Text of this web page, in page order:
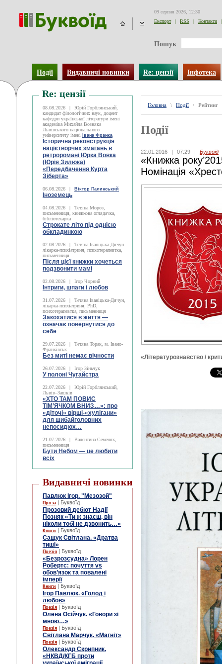
09 серпня 2026, 12:30
Експорт
| RSS | Контакти |
Пошук
Події Видавничі новинки Re: цензії Інфотека
Re: цензії
08.08.2026 |
Юрій Горблянський,
кандидат філологічних наук, доцент
кафедри української літератури імені
академіка Михайла Возняка
Львівського національного
університету імені
Івана Франка
Історична реконструкція
націєтворчих змагань в
ретроромані Юрка Вовка
(Юрія Зилюка)
«Передбачення Курта
Зіберта»
06.08.2026 | Віктор Палинський
Іноземець
04.08.2026 |
Тетяна Мороз,
письменниця, книжкова оглядачка,
бібліотекарка
Строкате літо під однією
обкладинкою
02.08.2026 |
Тетяна Іваніцька-Дячун
лікарка-психіатриня, психотерапевтка,
письменниця
Після цієї книжки хочеться
подзвонити мамі
02.08.2026 | Ігор Чорний
Інтриги, шпаги і любов
31.07.2026 |
Тетяна Іваніцька-Дячун,
лікарка-психіатриня, PhD,
психотерапевтка, письменниця
Закохатися в життя —
означає повернутися до
себе
29.07.2026 |
Тетяна Торак, м. Івано-
Франківськ
Без миті немає вічности
26.07.2026 | Ігор Зіньчук
У полоні Чугайстра
22.07.2026 |
Юрій Горблянський,
Львів–Зашків
«ХТО ТАМ ПОВИС
ТІМ’ЯЧКОМ ВНИЗ…»: про
«діточі» вірші-«хулігани»
для шибайголовних
непосидюх…
21.07.2026 |
Валентина Семеняк,
письменниця
Бути Небом ― це любити
всіх
Видавничі новинки
Павлюк Ігор. "Мезозой"
Проза | Буквоїд
Прозовий дебют Надії
Позняк «Ти ж знаєш, він
ніколи тобі не дзвонить…»
Книги | Буквоїд
Сащук Світлана. «Дратва
тиші»
Поезія | Буквоїд
«Безрозсудна» Лорен
Робертс: почуття vs
обов’язок та повалені
імперії
Книги | Буквоїд
Ігор Павлюк. «Голод і
любов»
Поезія | Буквоїд
Олена Осійчук. «Говори зі
мною…»
Поезія | Буквоїд
Світлана Марчук. «Магніт»
Поезія | Буквоїд
Олександр Скрипник.
«НКВД/КГБ проти
Головна \ Події \ Рейтинг
Події
22.01.2016 | 07:29 | Буквоїд
«Книжка
Номінація
«Літературознавство /